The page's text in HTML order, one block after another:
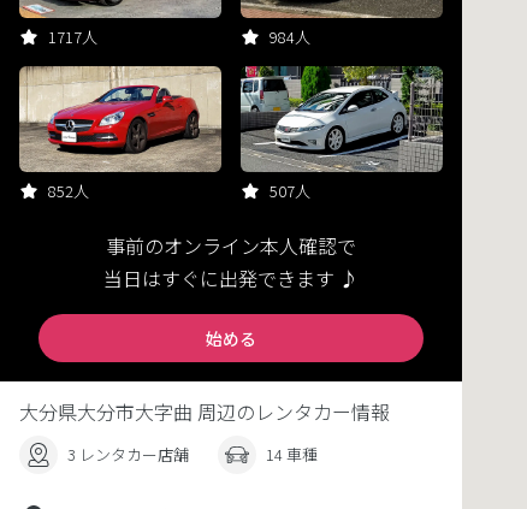
1717人 984人
852人 507人
事前のオンライン本人確認で
当日はすぐに出発できます ♪
始める
大分県大分市大字曲 周辺のレンタカー情報
3 レンタカー店舗 14 車種